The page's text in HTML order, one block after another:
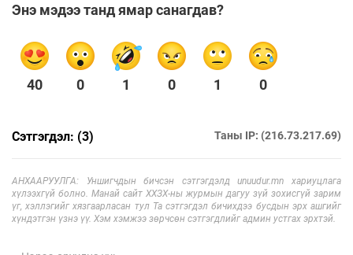
Энэ мэдээ танд ямар санагдав?
40 0 1 0 1 0
Сэтгэгдэл: (3) Таны IP: (216.73.217.69)
АНХААРУУЛГА: Уншигчдын бичсэн сэтгэгдэлд unuudur.mn хариуцлага
хүлээхгүй болно. Манай сайт ХХЗХ-ны журмын дагуу зүй зохисгүй зарим
үг, хэллэгийг хязгаарласан тул Та сэтгэгдэл бичихдээ бусдын эрх ашгийг
хүндэтгэн үзнэ үү. Хэм хэмжээ зөрчсөн сэтгэгдлийг админ устгах эрхтэй.